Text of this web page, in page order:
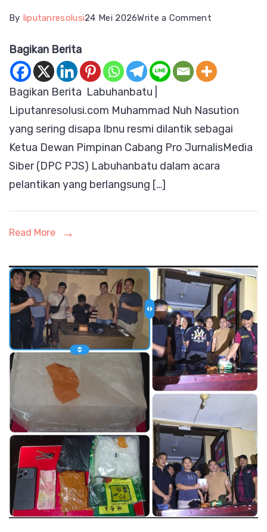
By liputanresolusi24 Mei 2026Write a Commenton
Nasution
Dilantik
Menjadi
Ketua
DPC
Bagikan Berita
Bagikan Berita Labuhanbatu |
Liputanresolusi.com Muhammad Nuh Nasution
yang sering disapa Ibnu resmi dilantik sebagai
Ketua Dewan Pimpinan Cabang Pro JurnalisMedia
Siber (DPC PJS) Labuhanbatu dalam acara
pelantikan yang berlangsung […]
Read More